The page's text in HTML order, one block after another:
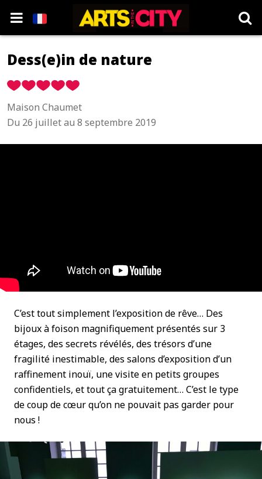
Dess(e)in de nature
Maison Chaumet
Du 26 juillet au 8 septembre 2019
C’est tout simplement l’exposition de rêve… Des
bijoux à foison magnifiquement présentés sur 3
étages, des secrets révélés, des trésors d’une
fragilité inestimable, des salons d’exposition d’un
raffinement inouï, une visite en petits groupes
confidentiels, et tout ça gratuitement… C’est le type
de coup de cœur qu’on ne pouvait pas garder pour
nous !